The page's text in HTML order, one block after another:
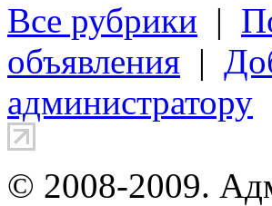
Все рубрики |
объявления |
администратору
© 2008-2009.